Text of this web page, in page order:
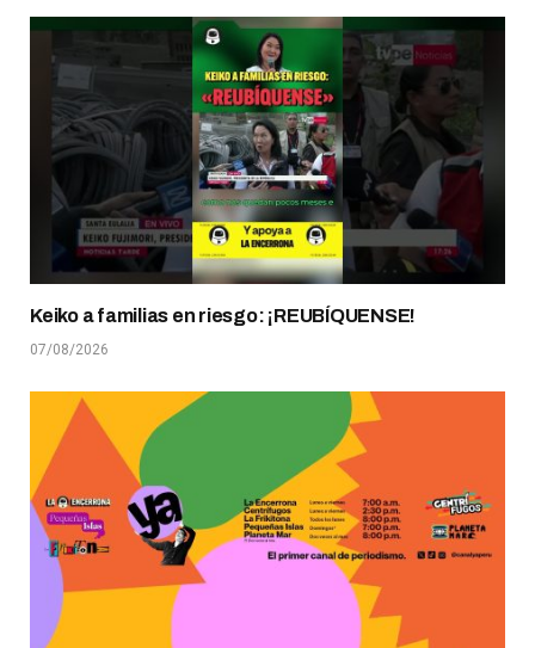
Keiko a familias en riesgo: ¡REUBÍQUENSE!
07/08/2026